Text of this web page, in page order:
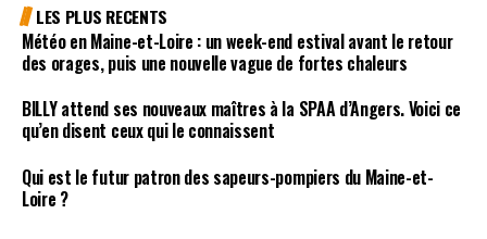
LES PLUS RECENTS
Météo en Maine-et-Loire : un week-end estival avant le retour
des orages, puis une nouvelle vague de fortes chaleurs
BILLY attend ses nouveaux maîtres à la SPAA d’Angers. Voici ce
qu’en disent ceux qui le connaissent
Qui est le futur patron des sapeurs-pompiers du Maine-et-
Loire ?